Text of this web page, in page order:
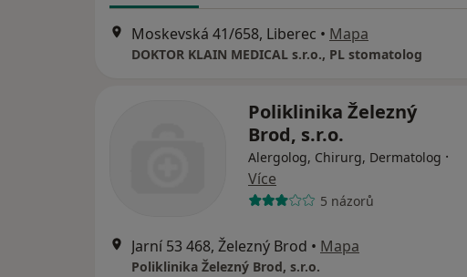
Moskevská 41/658, Liberec • Mapa
DOKTOR KLAIN MEDICAL s.r.o., PL stomatolog
Poliklinika Železný
Brod, s.r.o.
Alergolog, Chirurg, Dermatolog ·
Více
5 názorů
Jarní 53 468, Železný Brod • Mapa
Poliklinika Železný Brod, s.r.o.